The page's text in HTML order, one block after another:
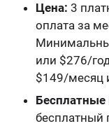
Цена: 3
оплата за
или $276/
$149/месяц
бесплатный